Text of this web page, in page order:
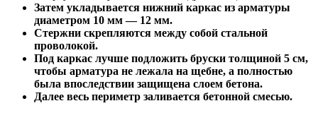
Затем укладывается нижний каркас из арматуры
диаметром 10 мм — 12 мм.
Стержни скрепляются между собой стальной
проволокой.
Под каркас лучше подложить бруски толщиной 5 см,
чтобы арматура не лежала на щебне, а полностью
была впоследствии защищена слоем бетона.
Далее весь периметр заливается бетонной смесью.